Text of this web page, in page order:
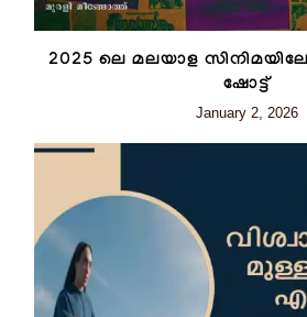
2025 ലെ മലയാള
ഷോട്ട്
January 2, 2026